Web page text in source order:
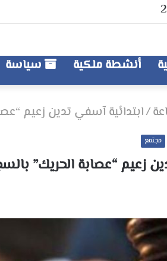
أنشطة ملكية سياسة
/ابتدائية آسفي تدين زعيم
مجتمع
زعيم “عصابة الحريك”